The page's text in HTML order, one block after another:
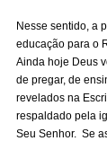
Nesse sentido, a
educação para o
Ainda hoje Deus
de pregar, de
revelados na
respaldado pela
Seu Senhor.  Se